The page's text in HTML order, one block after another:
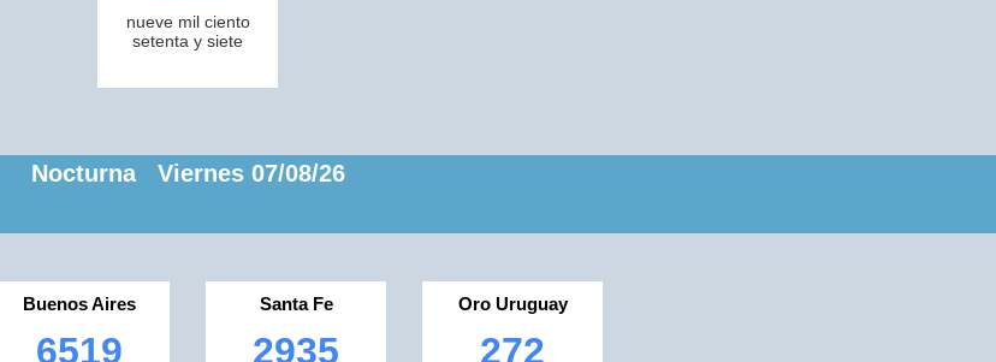
nueve mil ciento
setenta y siete
Nocturna Viernes 07/08/26
Buenos Aires
6519
Santa Fe
2935
Oro Uruguay
272